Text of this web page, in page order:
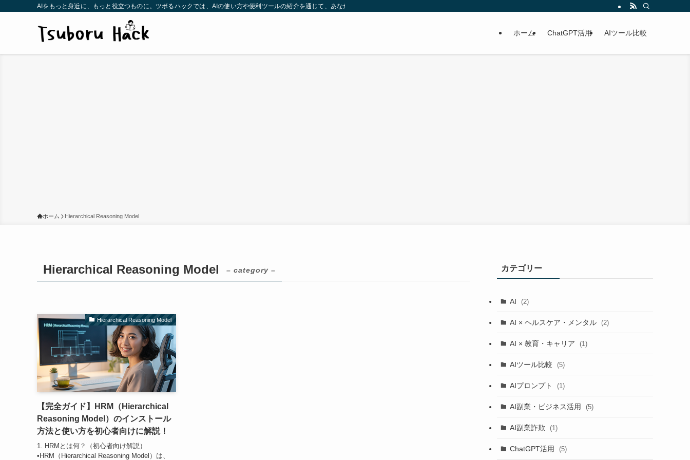
AIをもっと身近に、もっと役立つものに。ツボるハックでは、AIの使い方や便利ツールの紹介を通じて、あなたのスキルアップを応援します。Web副業やフリーランスの仕事に直結するノウハウをお届けし、成功への一歩を後押しし
ホーム ChatGPT活用 AIツール比較
ホーム Hierarchical Reasoning Model
Hierarchical Reasoning Model – category –
Hierarchical Reasoning Model
【完全ガイド】HRM（Hierarchical
Reasoning Model）のインストール
方法と使い方を初心者向けに解説！
1. HRMとは何？（初心者向け解説）
•HRM（Hierarchical Reasoning Model）は、
カテゴリー
AI (2)
AI × ヘルスケア・メンタル (2)
AI × 教育・キャリア (1)
AIツール比較 (5)
AIプロンプト (1)
AI副業・ビジネス活用 (5)
AI副業詐欺 (1)
ChatGPT活用 (5)